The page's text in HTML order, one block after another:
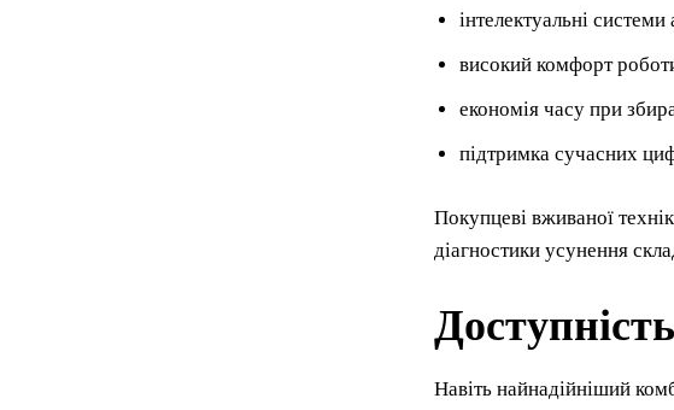
інтелектуальні
високий комфорт
економія часу при
підтримка сучасних
Покупцеві вживаної
діагностики усунення
Навіть найнадійніший